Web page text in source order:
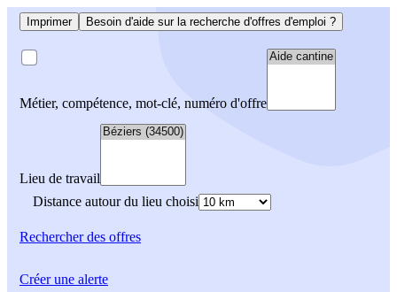
Imprimer Besoin d'aide sur la recherche d'offres d'emploi ?
Métier, compétence, mot-clé, numéro d'offre
Lieu de travail
Distance autour du lieu choisi
Rechercherdes offres
Créer une alerte